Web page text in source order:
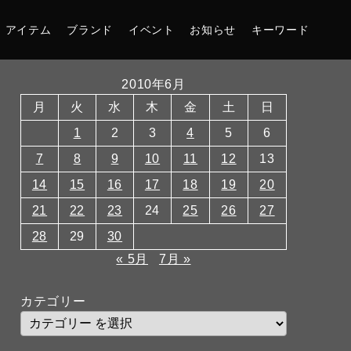
アイテム ブランド イベント お知らせ キーワード
2010年6月
月
火 水 木 金 土
日
1
2 3 4 5
6
7
8 9 10 11 12
13
14
15 16 17 18 19
20
21
22 23 24 25 26
27
28
29
30
« 5月
7月 »
カテゴリー